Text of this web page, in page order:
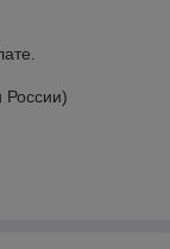
России)